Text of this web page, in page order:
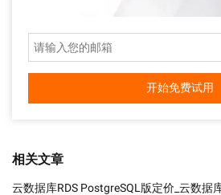
开始免费试用
相关文章
云数据库RDS PostgreSQL版定价_云数据